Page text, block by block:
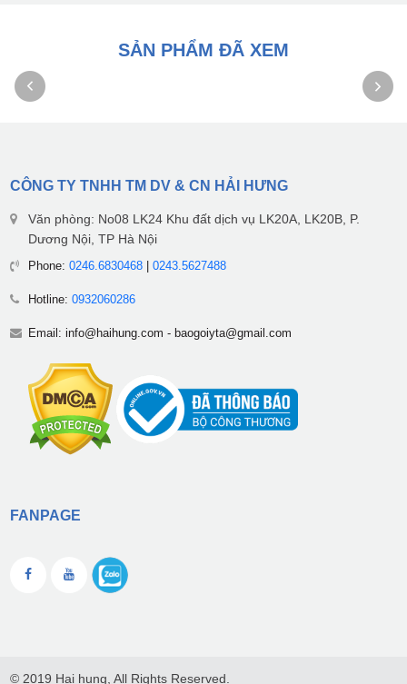
SẢN PHẨM ĐÃ XEM
CÔNG TY TNHH TM DV & CN HẢI HƯNG
Văn phòng: No08 LK24 Khu đất dịch vụ LK20A, LK20B, P.
Dương Nội, TP Hà Nội
Phone: 0246.6830468| 0243.5627488
Hotline: 0932060286
Email: info@haihung.com - baogoiyta@gmail.com
FANPAGE
© 2019 Hai hung, All Rights Reserved.